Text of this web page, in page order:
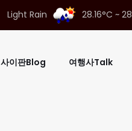
Light Rain 28.16°C ~
사이판Blog 여행사Talk